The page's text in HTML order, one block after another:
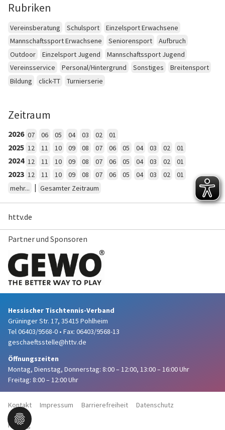
Rubriken
Vereinsberatung Schulsport
Einzelsport Erwachsene
Mannschaftssport Erwachsene
Seniorensport
Aufbruch
Outdoor
Einzelsport Jugend
Mannschaftssport Jugend
Vereinsservice
Personal/Hintergrund Sonstiges
Breitensport
Bildung
click-TT Turnierserie
Zeitraum
2026 07 06 05 04 03 02 01
2025 12 11 10 09 08 07 06 05 04 03 02 01
2024 12 11 10 09 08 07 06 05 04 03 02 01
2023 12 11 10 09 08 07 06 05 04 03 02
01
mehr...
| Gesamter Zeitraum
httv.de
Partner und Sponsoren
Hessischer Tischtennis-Verband
Grüninger Str. 17, 35415 Pohlheim
Tel 06403/9568-0 • Fax: 06403/9568-13
geschaeftsstelle@httv.de
Öffnungszeiten
Montag, Dienstag, Donnerstag: 8:00 – 12:00, 13:00 – 16:00 Uhr
Freitag: 8:00 – 12:00 Uhr
Kontakt Impressum Barrierefreiheit Datenschutz
Haftung